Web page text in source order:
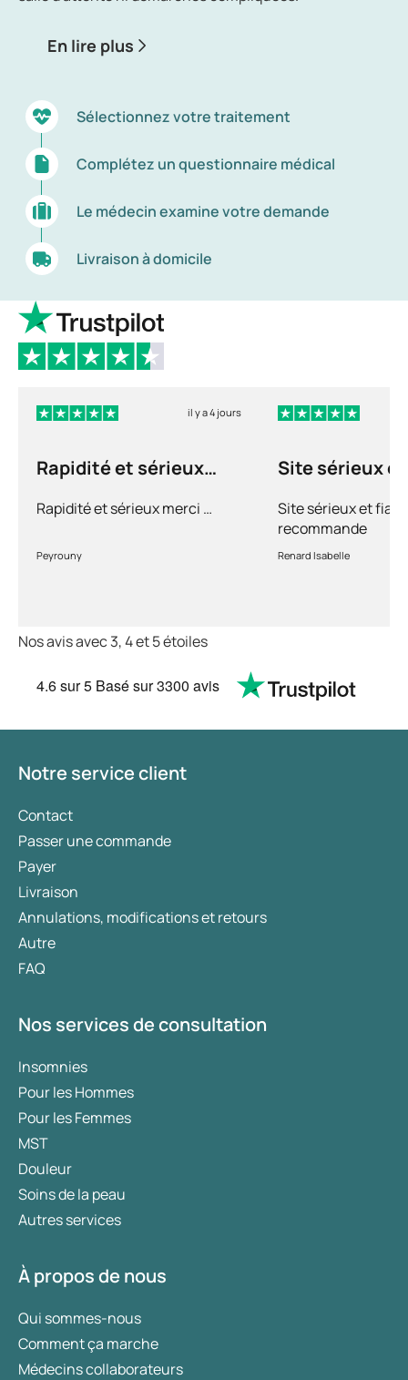
En lire plus
Sélectionnez votre traitement
Complétez un questionnaire médical
Le médecin examine votre demande
Livraison à domicile
il y a 4 jours
Rapidité et sérieux
Rapidité et sérieux merci …
Peyrouny
Site sérieux
Site sérieux et
recommande
Renard Isabelle
Nos avis avec 3, 4 et 5 étoiles
4.6sur 5 Basé sur3300 avis
Notre service client
Contact
Passer une commande
Payer
Livraison
Annulations, modifications et retours
Autre
FAQ
Nos services de consultation
Insomnies
Pour les Hommes
Pour les Femmes
MST
Douleur
Soins de la peau
Autres services
À propos de nous
Qui sommes-nous
Comment ça marche
Médecins collaborateurs